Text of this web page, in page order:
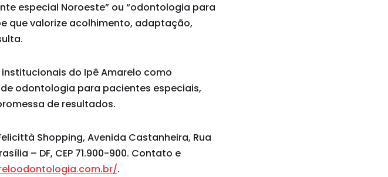
especial Noroeste” ou “odontologia para
que valorize acolhimento, adaptação,
do Ipê Amarelo como
odontologia para pacientes especiais,
de resultados.
Shopping, Avenida Castanheira, Rua
– DF, CEP 71.900-900. Contato e
.